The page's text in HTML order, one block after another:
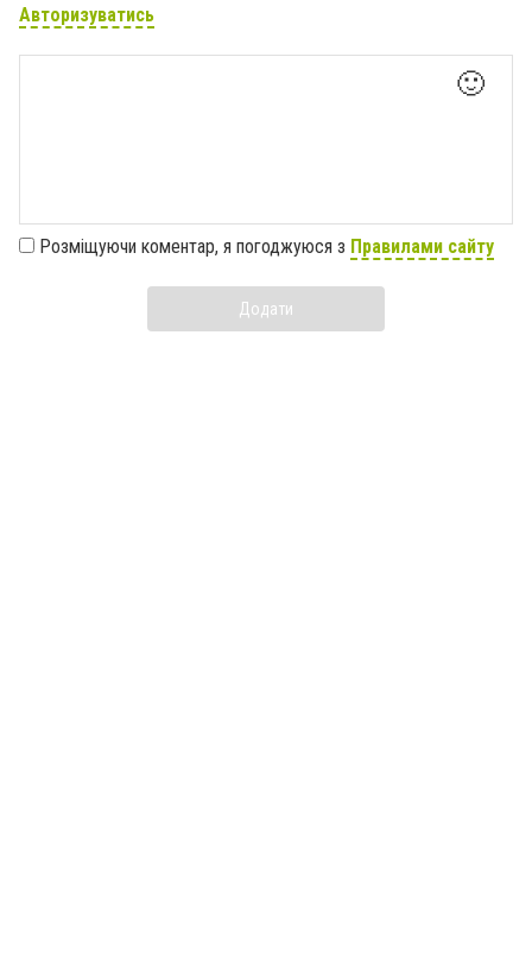
Авторизуватись
🙂
Розміщуючи коментар, я погоджуюся з Правилами сайту
Додати